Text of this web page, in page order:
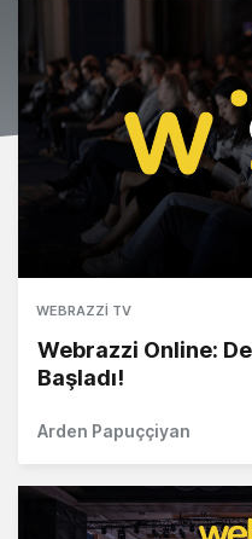
WEBRAZZI TV
Webrazzi Online:
Başladı!
Arden Papuççiyan